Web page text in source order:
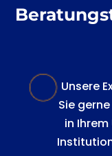
Unsere
Sie
in